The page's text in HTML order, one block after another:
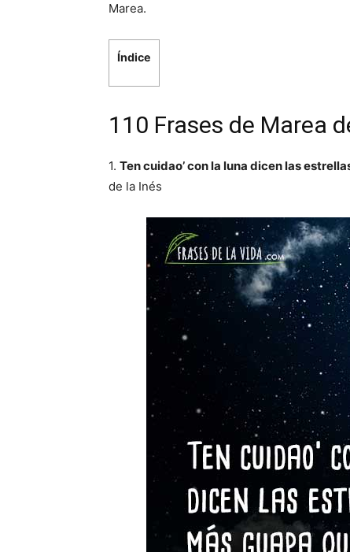
Marea.
Índice
110 Frases de Marea
1. Ten cuidao’ con la luna dicen las
de la Inés